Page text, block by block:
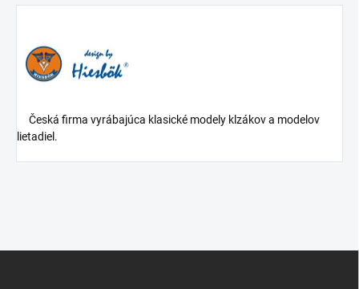
Česká firma vyrábajúca klasické modely klzákov a modelov
lietadiel.